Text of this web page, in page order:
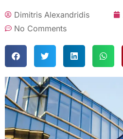
Dimitris Alexandridis
No Comments